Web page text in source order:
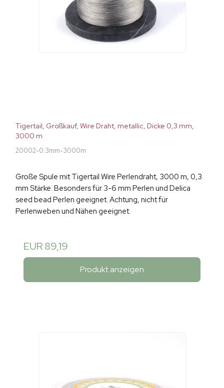
Tigertail, Großkauf, Wire Draht, metallic, Dicke 0,3 mm,
3000 m
20002-0.3mm-3000m
Große Spule mit Tigertail Wire Perlendraht, 3000 m, 0,3
mm Stärke. Besonders für 3-6 mm Perlen und Delica
seed bead Perlen geeignet. Achtung, nicht für
Perlenweben und Nähen geeignet.
EUR 89,19
Produkt anzeigen